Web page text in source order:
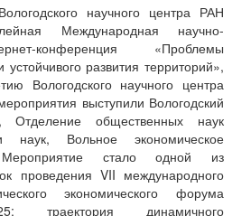
научного центра РАН
Международная научно-
конференция «Проблемы
устойчивого развития территорий»,
Вологодского научного центра
выступили Вологодский
общественных наук
наук, Вольное экономическое
стало одной из
проведения VII международного
экономического форума
динамичного